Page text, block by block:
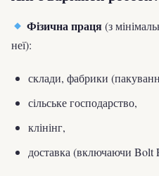
Фізична праця(з
неї):
склади, фабрики
сільське господарство,
клінінг,
доставка (включаючи Bolt